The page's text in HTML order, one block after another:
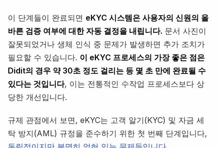
이 단계들이 완료되면 eKYC 시스템은 사용자의 신원의 올
바른 검증 여부에 대한 자동 결정을 내립니다. 문서 사진이
잘못되었거나 생체 인식 중 문제가 발생하면 추가 조치가
필요할 수 있습니다. 이 eKYC 프로세스의 가장 좋은 점은
Didit의 경우 약 30초 정도 걸리는 등 몇 초 만에 완료될 수
있다는 것입니다, 이는 전통적인 수작업 프로세스보다 상
당한 개선입니다.
규제 관점에서 보면, eKYC는 고객 알기(KYC) 및 자금 세
탁 방지(AML) 규정을 준수하기 위한 첫 번째 단계입니다,